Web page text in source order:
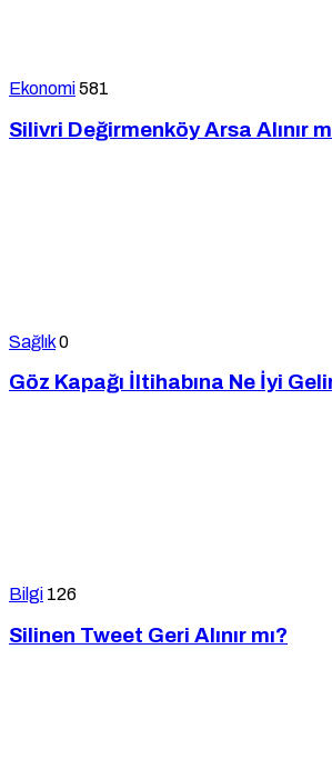
Ekonomi581
Silivri Değirmenköy Arsa Alınır
Sağlık0
Göz Kapağı İltihabına Ne İyi
Bilgi 126
Silinen Tweet Geri Alınır mı?